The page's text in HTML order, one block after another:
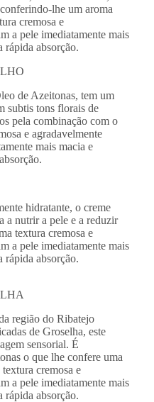
lhe um aroma
cremosa e
a pele imediatamente mais
rápida absorção.
de Azeitonas, tem um
subtis tons florais de
pela combinação com o
e agradavelmente
mais macia e
hidratante, o creme
a nutrir a pele e a reduzir
textura cremosa e
a pele imediatamente mais
rápida absorção.
região do Ribatejo
de Groselha, este
sensorial. É
o que lhe confere uma
cremosa e
a pele imediatamente mais
rápida absorção.